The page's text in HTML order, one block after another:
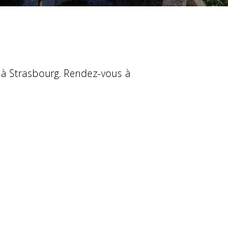
Strasbourg. Rendez-vous à